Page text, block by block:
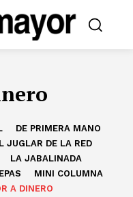
DE PRIMERA MANO
JUGLAR DE LA RED
LA JABALINADA
MINI COLUMNA
A DINERO